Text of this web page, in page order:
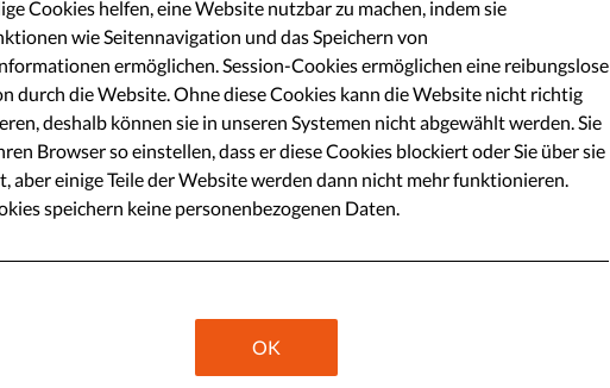
Index die Stärke der
Jahr 2022 war geprägt vom
von der Covid-
in Europa hat sich trotz der
nicht erholt.
3
Cookies helfen, eine Website nutzbar zu machen, indem sie
wie Seitennavigation und das Speichern von
ermöglichen. Session-Cookies ermöglichen eine reibungslose
durch die Website. Ohne diese Cookies kann die Website nicht richtig
deshalb können sie in unseren Systemen nicht abgewählt werden. Sie
Browser so einstellen, dass er diese Cookies blockiert oder Sie über sie
aber einige Teile der Website werden dann nicht mehr funktionieren.
speichern keine personenbezogenen Daten.
OK